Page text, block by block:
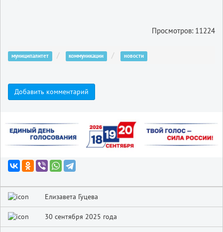
Просмотров: 11224
муниципалитет коммуникации новости
Добавить комментарий
Елизавета Гуцева
30 сентября 2025 года